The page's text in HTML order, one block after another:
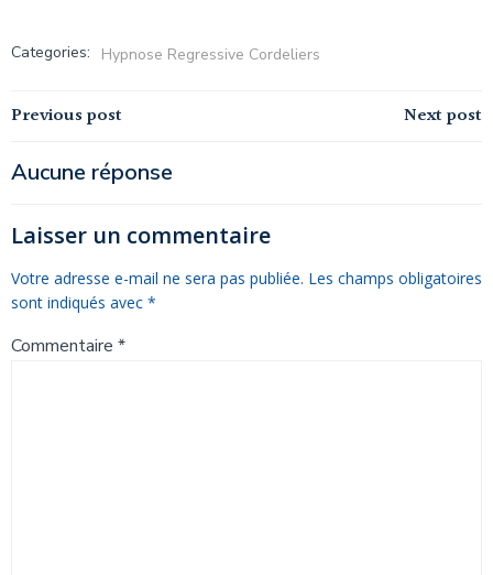
Categories: Hypnose Regressive Cordeliers
Navigation
de
l’article
Previous post Navigation
l’article
Next post
Aucune réponse
Laisser un commentaire
Votre adresse e-mail ne sera pas publiée. Les champs obligatoires
sont indiqués avec *
Commentaire *